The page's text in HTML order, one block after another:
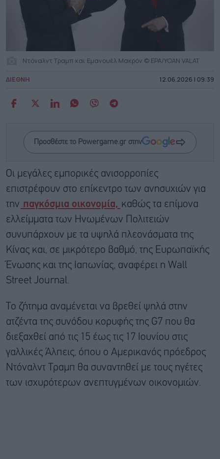
Ντόναλντ Τραμπ και Εμανουέλ Μακρόν © EPA/YOAN VALAT
ΔΙΕΘΝΗ 12.06.2026 | 09:39
Προσθέστε το Powergame.gr στην
Οι μεγάλες εμπορικές ανισορροπίες
επιστρέφουν στο επίκεντρο των ανησυχιών για
την παγκόσμια οικονομία, καθώς τα επίμονα
ελλείμματα των Ηνωμένων Πολιτειών
συνυπάρχουν με τα υψηλά πλεονάσματα της
Κίνας και, σε μικρότερο βαθμό, της Ευρωπαϊκής
Ένωσης και της Ιαπωνίας, αναφέρει η Wall
Street Journal.
Το ζήτημα αναμένεται να βρεθεί ψηλά στην
ατζέντα της συνόδου κορυφής της G7 που θα
διεξαχθεί από τις 15 έως τις 17 Ιουνίου στις
γαλλικές Άλπεις, όπου ο Αμερικανός πρόεδρος
Ντόναλντ Τραμπ θα συναντηθεί με τους ηγέτες
των ισχυρότερων ανεπτυγμένων οικονομιών.